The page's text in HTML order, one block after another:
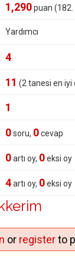
1,290puan (182
Yardımcı
4
11 (2 tanesi en iyi
1
0soru, 0cevap
0artı oy, 0eksi oy
4artı oy, 0eksi oy
or registerto